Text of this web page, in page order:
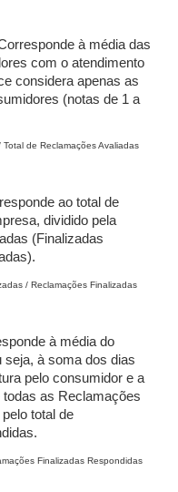
à média das
com o atendimento
considera apenas as
(notas de 1 a
de Reclamações Avaliadas
ao total de
dividido pela
(Finalizadas
/ Reclamações Finalizadas
à média do
seja, à soma dos dias
pelo consumidor e a
as Reclamações
total de
Finalizadas Respondidas